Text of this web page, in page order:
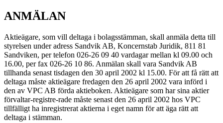
ANMÄLAN
Aktieägare, som vill deltaga i bolagsstämman, skall anmäla detta till
styrelsen under adress Sandvik AB, Koncernstab Juridik, 811 81
Sandviken, per telefon 026-26 09 40 vardagar mellan kl 09.00 och
16.00, per fax 026-26 10 86. Anmälan skall vara Sandvik AB
tillhanda senast tisdagen den 30 april 2002 kl 15.00. För att få rätt att
deltaga måste aktieägare fredagen den 26 april 2002 vara införd i
den av VPC AB förda aktieboken. Aktieägare som har sina aktier
förvaltar-registre-rade måste senast den 26 april 2002 hos VPC
tillfälligt ha inregistrerat aktierna i eget namn för att äga rätt att
deltaga i stämman.